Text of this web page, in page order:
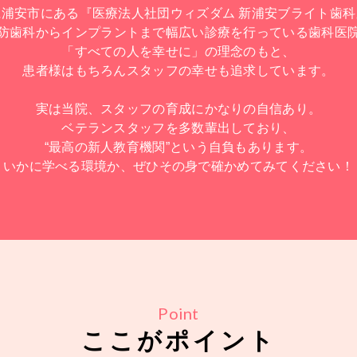
安市にある『医療法人社団ウィズダム 新浦安ブライト歯科
歯科からインプラントまで幅広い診療を行っている歯科医院
「すべての人を幸せに」の理念のもと、
患者様はもちろんスタッフの幸せも追求しています。
実は当院、スタッフの育成にかなりの自信あり。
ベテランスタッフを多数輩出しており、
“最高の新人教育機関”という自負もあります。
いかに学べる環境か、ぜひその身で確かめてみてください！
Point
ここがポイント